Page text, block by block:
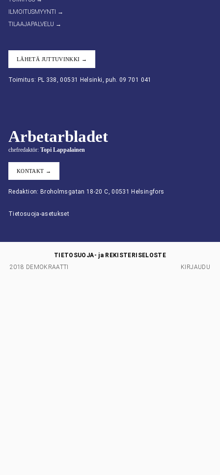
ILMOITUSMYYNTI →
TILAAJAPALVELU →
LÄHETÄ JUTTUVINKKI →
Toimitus: PL 338, 00531 Helsinki, puh. 09 701 041
Arbetarbladet
chefredaktör: Topi Lappalainen
KONTAKT →
Redaktion: Broholmsgatan 18-20 C, 00531 Helsingfors
Tietosuoja-asetukset
2018 DEMOKRAATTI
TIETOSUOJA- ja REKISTERISELOSTE
KIRJAUDU